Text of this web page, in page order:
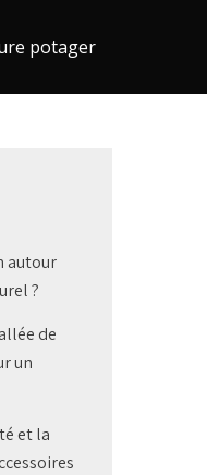
potager
autour
?
de
un
et la